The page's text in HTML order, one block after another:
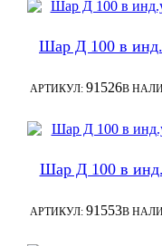
Шар Д 100 в
АРТИКУЛ: 91526В
Шар Д 100 в
АРТИКУЛ: 91553В